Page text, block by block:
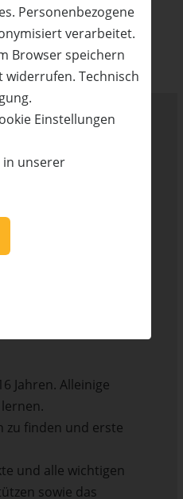
Personenbezogene
verarbeitet.
Browser speichern
widerrufen. Technisch
Einstellungen
in unserer
„bouldern“
Absprunghöhe
sichere Landung.
ist eine sehr
ein umfangreiches
Für Kinder und
klettern können.
Jahren. Alleinige
zu finden und erste
und alle wichtigen
sowie das